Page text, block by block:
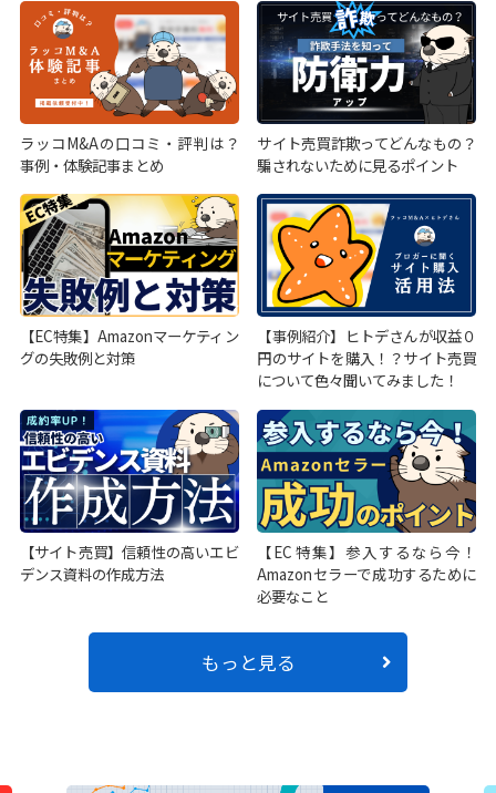
ラッコM&Aの口コミ・評判は？
事例・体験記事まとめ
サイト売買詐欺ってどんなもの？
騙されないために見るポイント
【EC特集】Amazonマーケティン
グの失敗例と対策
【事例紹介】ヒトデさんが収益０
円のサイトを購入！？サイト売買
について色々聞いてみました！
【サイト売買】信頼性の高いエビ
デンス資料の作成方法
【EC特集】参入するなら今！
Amazonセラーで成功するために
必要なこと
もっと見る